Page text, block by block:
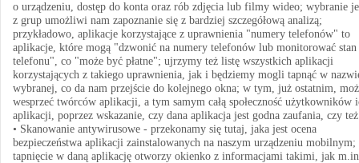
o urządzeniu, dostęp do konta oraz rób zdjęcia lub filmy wideo; wybranie
z grup umożliwi nam zapoznanie się z bardziej szczegółową analizą;
przykładowo, aplikacje korzystające z uprawnienia "numery telefonów" to
aplikacje, które mogą "dzwonić na numery telefonów lub monitorować stan
telefonu", co "może być płatne"; ujrzymy też listę wszystkich aplikacji
korzystających z takiego uprawnienia, jak i będziemy mogli tapnąć w
wybranej, co da nam przejście do kolejnego okna; w tym, już ostatnim,
wesprzeć twórców aplikacji, a tym samym całą społeczność użytkowników
aplikacji, poprzez wskazanie, czy dana aplikacja jest godna zaufania, czy
• Skanowanie antywirusowe - przekonamy się tutaj, jaka jest ocena
bezpieczeństwa aplikacji zainstalowanych na naszym urządzeniu mobilnym;
tapnięcie w daną aplikację otworzy okienko z informacjami takimi, jak